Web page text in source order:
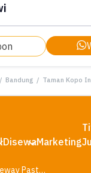
/ Bandung / Taman Kopo
DisewaMarketing
Crystall II no. 11, Gateway Pasteur Residence, Bandung – Jawa Barat